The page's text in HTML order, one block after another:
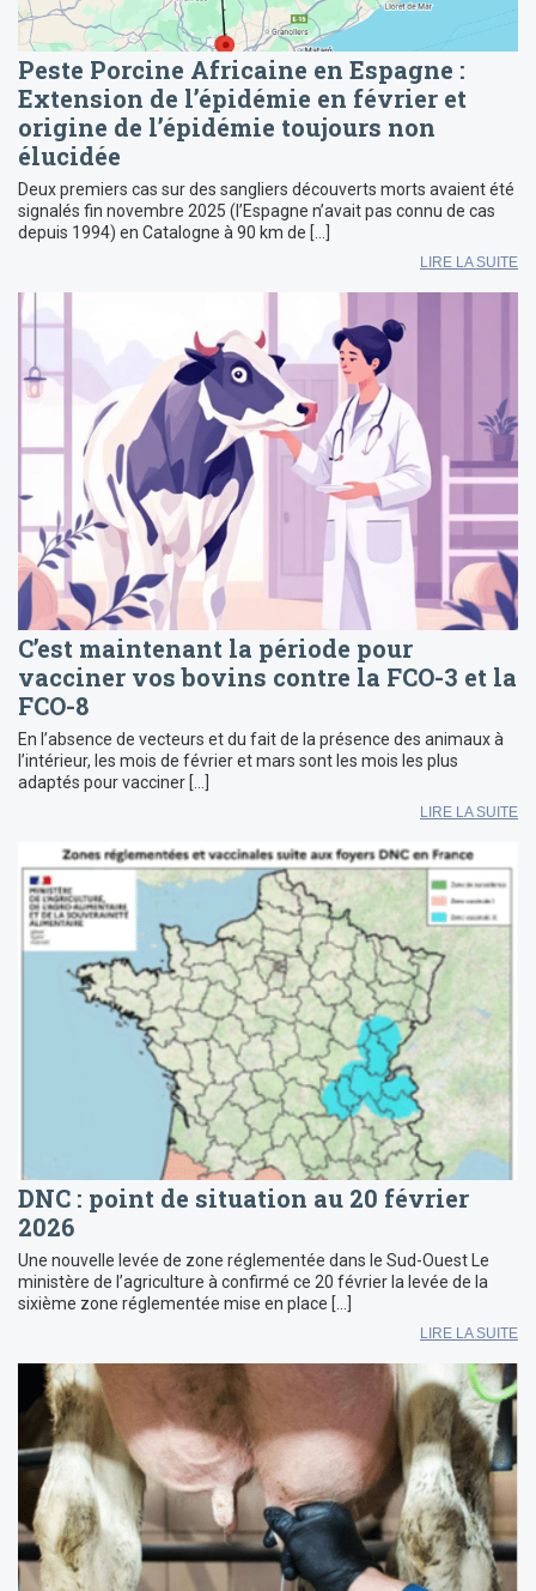
Peste Porcine Africaine en Espagne :
Extension de l’épidémie en février et
origine de l’épidémie toujours non
élucidée
Deux premiers cas sur des sangliers découverts morts avaient été
signalés fin novembre 2025 (l’Espagne n’avait pas connu de cas
depuis 1994) en Catalogne à 90 km de […]
LIRE LA SUITE
C’est maintenant la période pour
vacciner vos bovins contre la FCO-3 et la
FCO-8
En l’absence de vecteurs et du fait de la présence des animaux à
l’intérieur, les mois de février et mars sont les mois les plus
adaptés pour vacciner […]
LIRE LA SUITE
DNC : point de situation au 20 février
2026
Une nouvelle levée de zone réglementée dans le Sud-Ouest Le
ministère de l’agriculture à confirmé ce 20 février la levée de la
sixième zone réglementée mise en place […]
LIRE LA SUITE